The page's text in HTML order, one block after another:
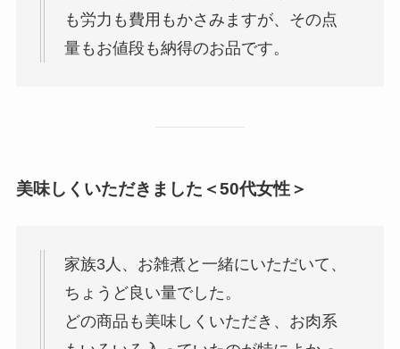
も労力も費用もかさみますが、その点
量もお値段も納得のお品です。
美味しくいただきました＜50代女性＞
家族3人、お雑煮と一緒にいただいて、
ちょうど良い量でした。
どの商品も美味しくいただき、お肉系